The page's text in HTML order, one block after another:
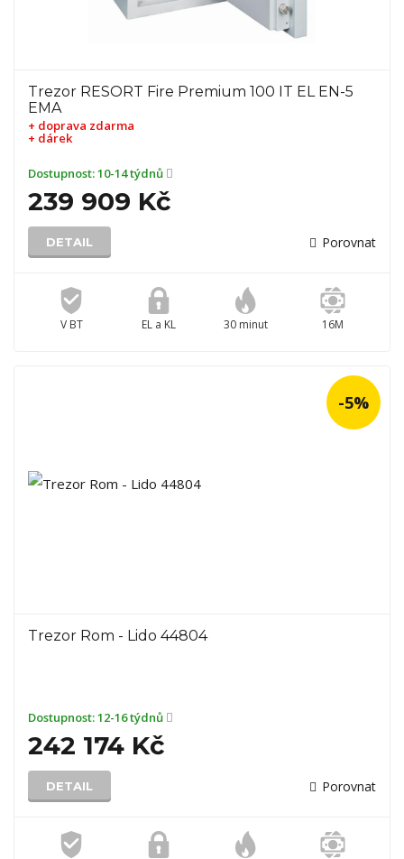
Trezor RESORT Fire Premium 100 IT EL EN-5
EMA
+ doprava zdarma
+ dárek
Dostupnost:10-14 týdnů
239 909 Kč
DETAIL Porovnat
V BT EL a KL 30 minut 16M
Trezor Rom - Lido 44804
Dostupnost:12-16 týdnů
242 174 Kč
DETAIL Porovnat
-5%